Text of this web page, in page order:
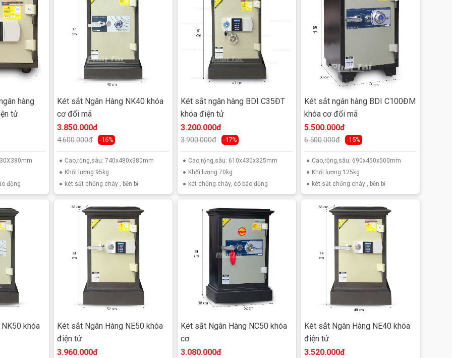
xục bọt khí giúp két có khả năng chống cháy tốt
sự bền bỉ và an toàn của khóa mã dạng cơ đổi mã
chìa 4 cạnh giúp két có khả năng an toàn bảo mật tốt
két rộng dãi chia làm 3 ngăn trong đó có 1 ngăn kéo
người dùng có nhiều lựa chọn để đồ.
kiểm định rõ ràng với ngưỡng nhiệt 1200 độ C trong
chịu lực từ bên ngoài nhờ vào 2 lớp thép siêu cường
hơn bê tông.
két sắt tránh hàng giả
hàng
tử
động
Két sắt Ngân Hàng NK40 khóa
cơ đổi mã
3.850.000đ
4.600.000đ -16%
Cao,rộng,sâu: 740x480x380mm
Khối lượng:95kg
két sắt chống cháy , bền bỉ
Két sắt ngân hàng BDI C35ĐT
khóa điện tử
3.200.000đ
3.900.000đ -17%
Cao,rộng,sâu: 610x430x325mm
Khối lượng:70kg
két chống cháy, có báo động
Két sắt ngân hàng BDI C100ĐM
khóa cơ đổi mã
5.500.000đ
6.500.000đ -15%
Cao,rộng,sâu: 690x450x500mm
Khối lượng:125kg
két sắt chống cháy , bền bỉ
khóa
Két sắt Ngân Hàng NE50 khóa
điện tử
3.960.000đ
Két sắt Ngân Hàng NC50 khóa
cơ
3.080.000đ
Két sắt Ngân Hàng NE40 khóa
điện tử
3.520.000đ